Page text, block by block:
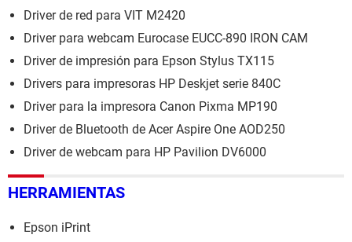
Driver de red para VIT M2420
Driver para webcam Eurocase EUCC-890 IRON CAM
Driver de impresión para Epson Stylus TX115
Drivers para impresoras HP Deskjet serie 840C
Driver para la impresora Canon Pixma MP190
Driver de Bluetooth de Acer Aspire One AOD250
Driver de webcam para HP Pavilion DV6000
HERRAMIENTAS
Epson iPrint